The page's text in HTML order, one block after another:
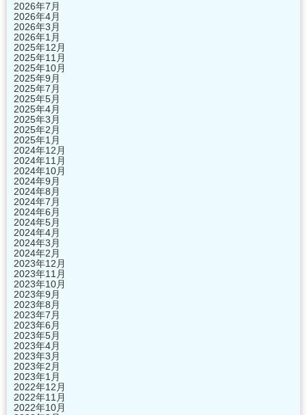
2026年7月
2026年4月
2026年3月
2026年1月
2025年12月
2025年11月
2025年10月
2025年9月
2025年7月
2025年5月
2025年4月
2025年3月
2025年2月
2025年1月
2024年12月
2024年11月
2024年10月
2024年9月
2024年8月
2024年7月
2024年6月
2024年5月
2024年4月
2024年3月
2024年2月
2023年12月
2023年11月
2023年10月
2023年9月
2023年8月
2023年7月
2023年6月
2023年5月
2023年4月
2023年3月
2023年2月
2023年1月
2022年12月
2022年11月
2022年10月